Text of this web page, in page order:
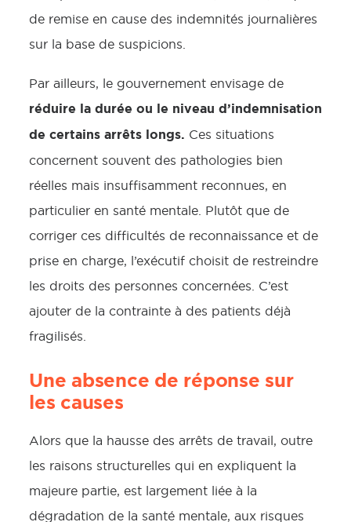
de remise en cause des indemnités journalières
sur la base de suspicions.
Par ailleurs, le gouvernement envisage de
réduire la durée ou le niveau d’indemnisation
de certains arrêts longs. Ces situations
concernent souvent des pathologies bien
réelles mais insuffisamment reconnues, en
particulier en santé mentale. Plutôt que de
corriger ces difficultés de reconnaissance et de
prise en charge, l’exécutif choisit de restreindre
les droits des personnes concernées. C’est
ajouter de la contrainte à des patients déjà
fragilisés.
Une absence de réponse sur
les causes
Alors que la hausse des arrêts de travail, outre
les raisons structurelles qui en expliquent la
majeure partie, est largement liée à la
dégradation de la santé mentale, aux risques